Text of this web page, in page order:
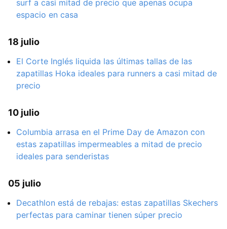
surf a casi mitad de precio que apenas ocupa
espacio en casa
18 julio
El Corte Inglés liquida las últimas tallas de las
zapatillas Hoka ideales para runners a casi mitad de
precio
10 julio
Columbia arrasa en el Prime Day de Amazon con
estas zapatillas impermeables a mitad de precio
ideales para senderistas
05 julio
Decathlon está de rebajas: estas zapatillas Skechers
perfectas para caminar tienen súper precio